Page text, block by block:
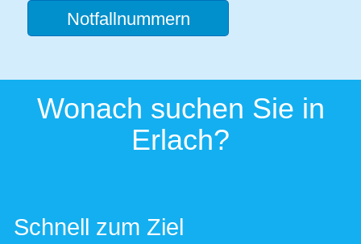
Notfallnummern
Wonach suchen Sie in
Erlach?
Schnell zum Ziel